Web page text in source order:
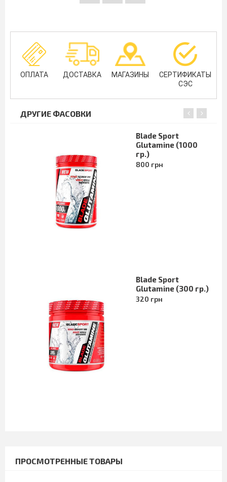
ОПЛАТА ДОСТАВКА МАГАЗИНЫ
СЕРТИФИКАТЫ
СЭС
ДРУГИЕ ФАСОВКИ
Blade Sport
Glutamine (1000
гр.)
800 грн
Blade Sport
Glutamine (300 гр.)
320 грн
ПРОСМОТРЕННЫЕ ТОВАРЫ